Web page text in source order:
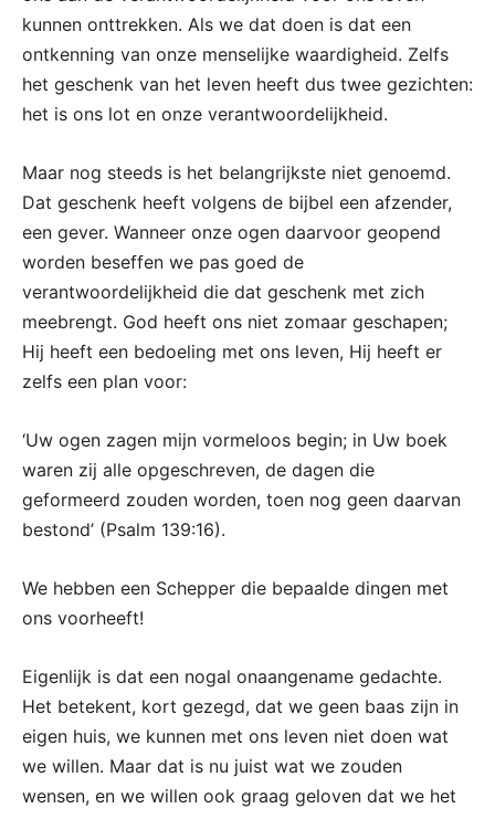
kunnen onttrekken. Als we dat doen is dat een
ontkenning van onze menselijke waardigheid. Zelfs
het geschenk van het leven heeft dus twee gezichten:
het is ons lot en onze verantwoordelijkheid.
Maar nog steeds is het belangrijkste niet genoemd.
Dat geschenk heeft volgens de bijbel een afzender,
een gever. Wanneer onze ogen daarvoor geopend
worden beseffen we pas goed de
verantwoordelijkheid die dat geschenk met zich
meebrengt. God heeft ons niet zomaar geschapen;
Hij heeft een bedoeling met ons leven, Hij heeft er
zelfs een plan voor:
‘Uw ogen zagen mijn vormeloos begin; in Uw boek
waren zij alle opgeschreven, de dagen die
geformeerd zouden worden, toen nog geen daarvan
bestond’ (Psalm 139:16).
We hebben een Schepper die bepaalde dingen met
ons voorheeft!
Eigenlijk is dat een nogal onaangename gedachte.
Het betekent, kort gezegd, dat we geen baas zijn in
eigen huis, we kunnen met ons leven niet doen wat
we willen. Maar dat is nu juist wat we zouden
wensen, en we willen ook graag geloven dat we het